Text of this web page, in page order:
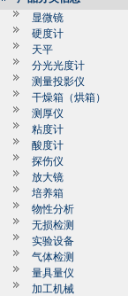
显微镜
硬度计
天平
分光光度计
测量投影仪
干燥箱（烘箱）
测厚仪
粘度计
酸度计
探伤仪
放大镜
培养箱
物性分析
无损检测
实验设备
气体检测
量具量仪
加工机械